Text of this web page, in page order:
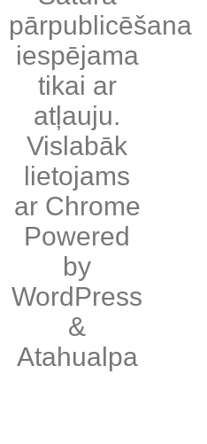
pārpublicēšana
iespējama
tikai ar
atļauju.
Vislabāk
lietojams
ar Chrome
Powered
by
WordPress
&
Atahualpa